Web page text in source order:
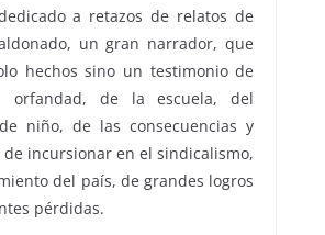
a retazos de relatos de
un gran narrador, que
hechos sino un testimonio de
orfandad, de la escuela, del
niño, de las consecuencias y
incursionar en el sindicalismo,
del país, de grandes logros
pérdidas.